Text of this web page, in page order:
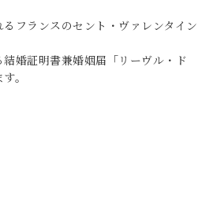
フランスのセント・ヴァレンタイン
婚証明書兼婚姻届「リーヴル・ド
。